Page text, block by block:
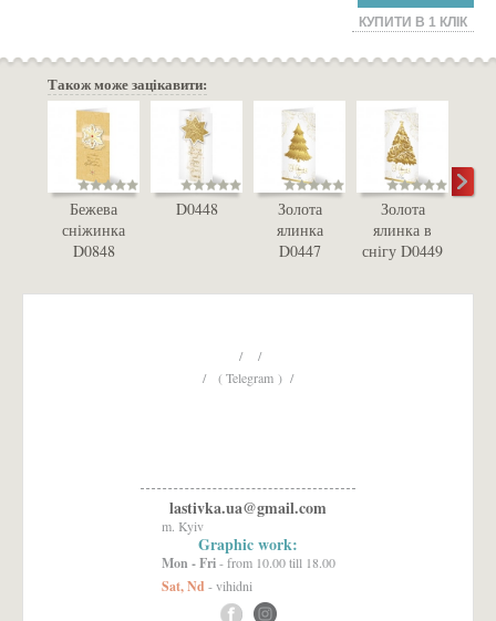
КУПИТИ В 1 КЛІК
Також може зацікавити:
Бежева
сніжинка
D0848
D0448
Золота
ялинка
D0447
Золота
ялинка в
снігу D0449
/ /
/ ( Telegram ) /
lastivka.ua@gmail.com
m. Kyiv
Graphic work:
Mon - Fri- from 10.00 till 18.00
Sat, Nd - vihidni